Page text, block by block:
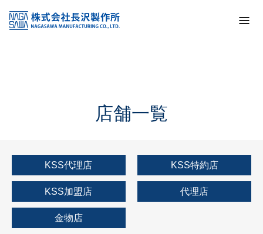
KSS加盟店・取扱店情報
店舗一覧
店舗一覧
KSS代理店 KSS特約店
KSS加盟店 代理店
金物店